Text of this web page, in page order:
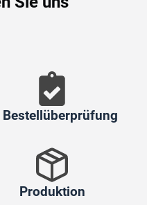
Bestellüberprüfung
Produktion